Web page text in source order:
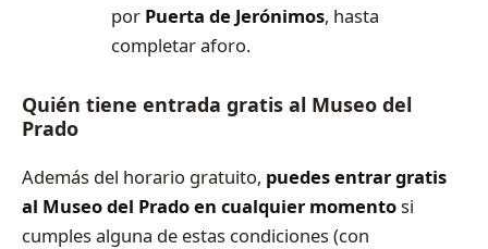
por Puerta de Jerónimos, hasta
completar aforo.
Quién tiene entrada gratis al Museo del
Prado
Además del horario gratuito, puedes entrar gratis
al Museo del Prado en cualquier momentosi
cumples alguna de estas condiciones (con